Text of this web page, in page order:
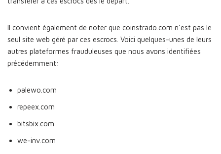
Il convient également de noter que coinstrado.com n’est pas le
seul site web géré par ces escrocs. Voici quelques-unes de leurs
autres plateformes frauduleuses que nous avons identifiées
précédemment:
palewo.com
repeex.com
bitsbix.com
we-inv.com